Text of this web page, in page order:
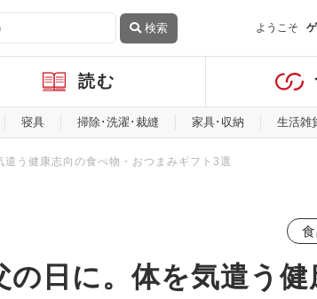
検索 ようこそ
読む
寝具 掃除･洗濯･裁縫 家具･収納 生活雑
う健康志向の食べ物・おつまみギフト3選
の日に。体を気遣う健